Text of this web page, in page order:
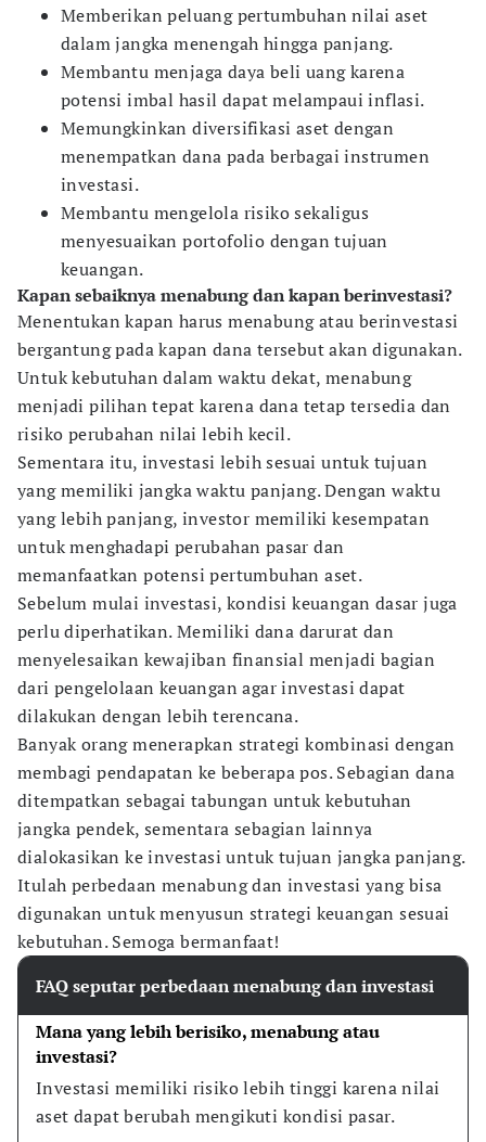
Memberikan peluang pertumbuhan nilai aset
dalam jangka menengah hingga panjang.
Membantu menjaga daya beli uang karena
potensi imbal hasil dapat melampaui inflasi.
Memungkinkan diversifikasi aset dengan
menempatkan dana pada berbagai instrumen
investasi.
Membantu mengelola risiko sekaligus
menyesuaikan portofolio dengan tujuan
keuangan.
Kapan sebaiknya menabung dan kapan berinvestasi?
Menentukan kapan harus menabung atau berinvestasi
bergantung pada kapan dana tersebut akan digunakan.
Untuk kebutuhan dalam waktu dekat, menabung
menjadi pilihan tepat karena dana tetap tersedia dan
risiko perubahan nilai lebih kecil.
Sementara itu, investasi lebih sesuai untuk tujuan
yang memiliki jangka waktu panjang. Dengan waktu
yang lebih panjang, investor memiliki kesempatan
untuk menghadapi perubahan pasar dan
memanfaatkan potensi pertumbuhan aset.
Sebelum mulai investasi, kondisi keuangan dasar juga
perlu diperhatikan. Memiliki dana darurat dan
menyelesaikan kewajiban finansial menjadi bagian
dari pengelolaan keuangan agar investasi dapat
dilakukan dengan lebih terencana.
Banyak orang menerapkan strategi kombinasi dengan
membagi pendapatan ke beberapa pos. Sebagian dana
ditempatkan sebagai tabungan untuk kebutuhan
jangka pendek, sementara sebagian lainnya
dialokasikan ke investasi untuk tujuan jangka panjang.
Itulah perbedaan menabung dan investasi yang bisa
digunakan untuk menyusun strategi keuangan sesuai
kebutuhan. Semoga bermanfaat!
FAQ seputar perbedaan menabung dan investasi
Mana yang lebih berisiko, menabung atau
investasi?
Investasi memiliki risiko lebih tinggi karena nilai
aset dapat berubah mengikuti kondisi pasar.